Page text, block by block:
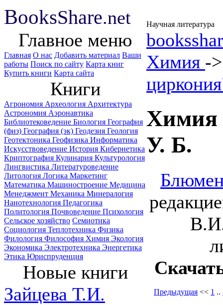
BooksShare.net Научная литература
Главное меню
Главная О нас Добавить материал Ваши
работы Поиск по сайту Карта книг
Купить книги Карта сайта
Книги
Агрономия Археология Архитектура
Астрономия Аэронавтика
Библиотековедение Биология География
(физ) География (эк) Геодезия Геология
Геотектоника Геофизика Информатика
Искусствоведение История Кибернетика
Криптография Кулинария Культурология
Лингвистика Литературоведение
Литология Логика Маркетинг
Математика Машиностроение Медицина
Менеджмент Механика Минералогия
Нанотехнология Педагогика
Политология Почвоведение Психология
Сельское хозяйство Семиотика
Социология Теплотехника Физика
Филология Философия Химия Экология
Экономика Электротехника Энергетика
Этика Юриспруденция
Новые книги
Зайцева Т.И.
Химия -
Химия
У. Б.
Предыдущая << 1 ..